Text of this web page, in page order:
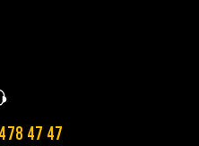
47 47